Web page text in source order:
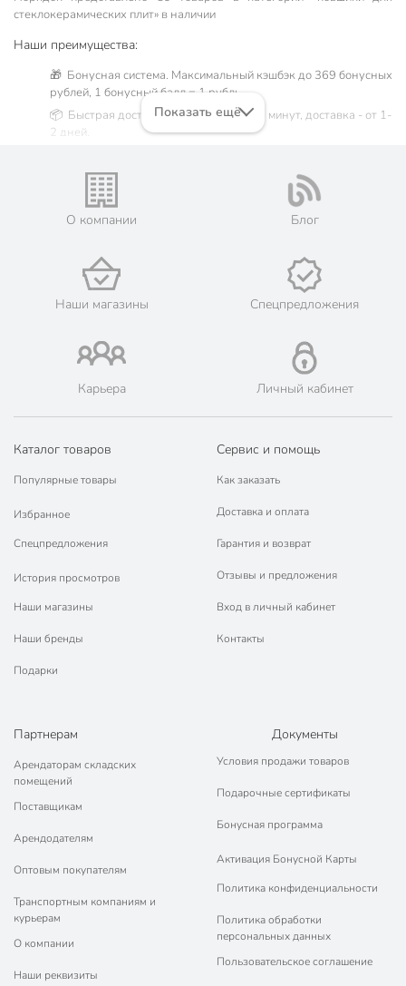
стеклокерамических плит» в наличии
Наши преимущества:
🎁 Бонусная система. Максимальный кэшбэк до 369 бонусных
рублей, 1 бонусный балл = 1 рубль.
📦 Быстрая доставка. Самовывоз от 60 минут, доставка - от 1-
2 дней.
Жители Московской области могут сделать заказ и оплатить
его онлайн на официальном сайте сети магазинов Порядок.
💳 Оплата: онлайн на сайте интернет-гипермаркета или
🛍 Скидки, акции, распродажи каждый день!
📜 Только оригинальная продукция. Интернет-гипермаркет
Порядок - официальный представитель ведущих мировых
марок.
Показать ещё
О компании Блог
Наши магазины Спецпредложения
Карьера Личный кабинет
Каталог товаров
Популярные товары
Избранное
Спецпредложения
История просмотров
Наши магазины
Наши бренды
Подарки
Сервис и помощь
Как заказать
Доставка и оплата
Гарантия и возврат
Отзывы и предложения
Вход в личный кабинет
Контакты
Партнерам
Арендаторам складских
помещений
Поставщикам
Арендодателям
Оптовым покупателям
Транспортным компаниям и
курьерам
О компании
Наши реквизиты
Документы
Условия продажи товаров
Подарочные сертификаты
Бонусная программа
Активация Бонусной Карты
Политика конфиденциальности
Политика обработки
персональных данных
Пользовательское соглашение